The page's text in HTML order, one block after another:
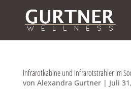
Infrarotkabine und Infrarotstrahler im
von Alexandra Gurtner| Juli